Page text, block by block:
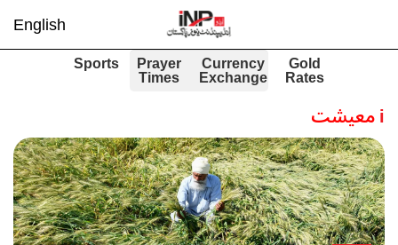
English
Gold
Rates
Currency
Exchange
Prayer
Times
Sports
iمعیشت